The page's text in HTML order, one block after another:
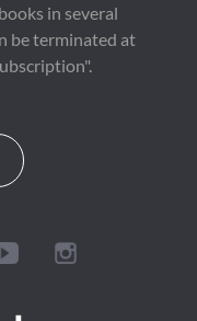
neue
rückt.
Seele
in several
be terminated at